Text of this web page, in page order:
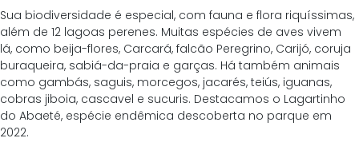
Sua biodiversidade é especial, com fauna e flora riquíssimas,
além de 12 lagoas perenes. Muitas espécies de aves vivem
lá, como beija-flores, Carcará, falcão Peregrino, Carijó, coruja
buraqueira, sabiá-da-praia e garças. Há também animais
como gambás, saguis, morcegos, jacarés, teiús, iguanas,
cobras jiboia, cascavel e sucuris. Destacamos o Lagartinho
do Abaeté, espécie endêmica descoberta no parque em
2022.